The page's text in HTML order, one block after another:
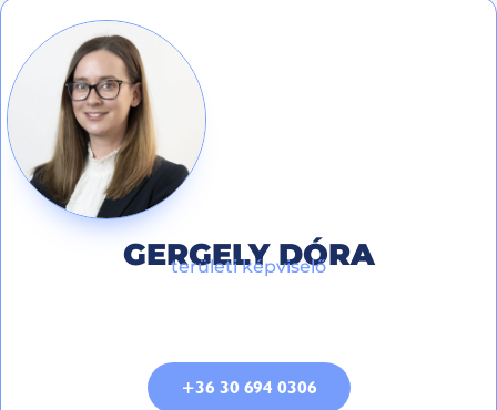
GERGELY DÓRA
területi képviselő
+36 30 694 0306